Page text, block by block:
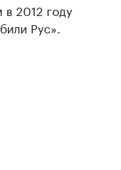
2012 году
Рус».